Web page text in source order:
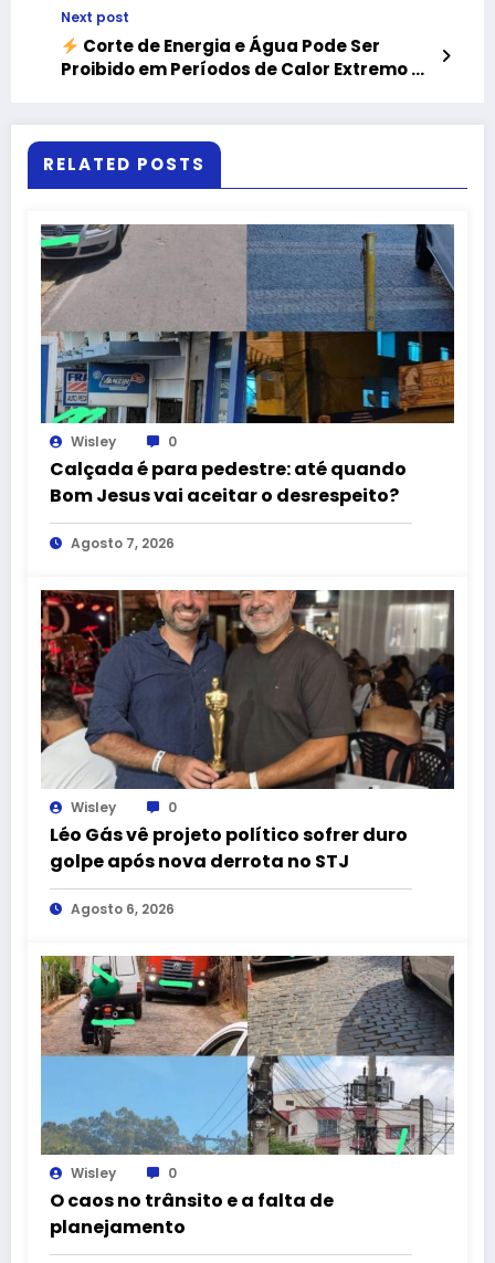
Next post
Corte de Energia e Água Pode Ser
Proibido em Períodos de Calor Extremo no
RELATED POSTS
Wisley 0
Calçada é para pedestre: até quando
Bom Jesus vai aceitar o desrespeito?
Agosto 7, 2026
Wisley 0
Léo Gás vê projeto político sofrer duro
golpe após nova derrota no STJ
Agosto 6, 2026
Wisley 0
O caos no trânsito e a falta de
planejamento